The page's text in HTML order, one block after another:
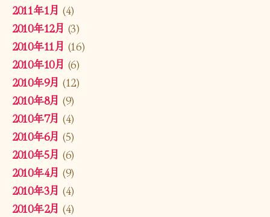
2011年1月 (4)
2010年12月 (3)
2010年11月 (16)
2010年10月 (6)
2010年9月 (12)
2010年8月 (9)
2010年7月 (4)
2010年6月 (5)
2010年5月 (6)
2010年4月 (9)
2010年3月 (4)
2010年2月 (4)